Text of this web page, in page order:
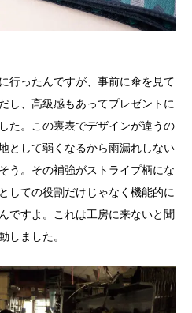
行ったんですが、事前に傘を見て
し、高級感もあってプレゼントに
た。この裏表でデザインが違うの
として弱くなるから雨漏れしない
う。その補強がストライプ柄にな
しての役割だけじゃなく機能的に
ですよ。これは工房に来ないと聞
しました。